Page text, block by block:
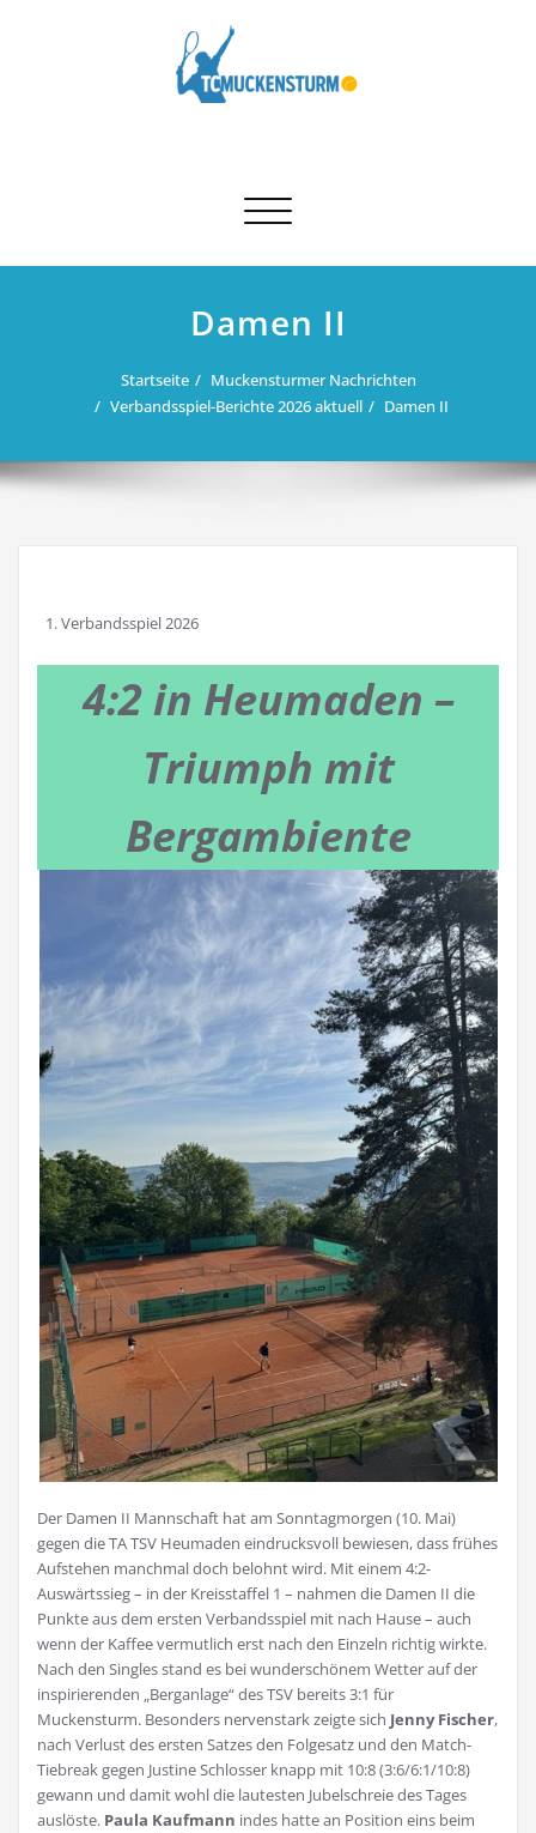
Schalte Navigation
Damen II
Startseite
Muckensturmer Nachrichten
Verbandsspiel-Berichte 2026 aktuell
Damen II
Verbandsspiel 2026
4:2 in Heumaden –
Triumph mit
Bergambiente
Der Damen II Mannschaft hat am Sonntagmorgen (10. Mai)
gegen die TA TSV Heumaden eindrucksvoll bewiesen, dass frühes
Aufstehen manchmal doch belohnt wird. Mit einem 4:2-
Auswärtssieg – in der Kreisstaffel 1 – nahmen die Damen II die
Punkte aus dem ersten Verbandsspiel mit nach Hause – auch
wenn der Kaffee vermutlich erst nach den Einzeln richtig wirkte.
Nach den Singles stand es bei wunderschönem Wetter auf der
inspirierenden „Berganlage“ des TSV bereits 3:1 für
Muckensturm. Besonders nervenstark zeigte sich Jenny Fischer,
nach Verlust des ersten Satzes den Folgesatz und den Match-
Tiebreak gegen Justine Schlosser knapp mit 10:8 (3:6/6:1/10:8)
gewann und damit wohl die lautesten Jubelschreie des Tages
auslöste. Paula Kaufmann indes hatte an Position eins beim